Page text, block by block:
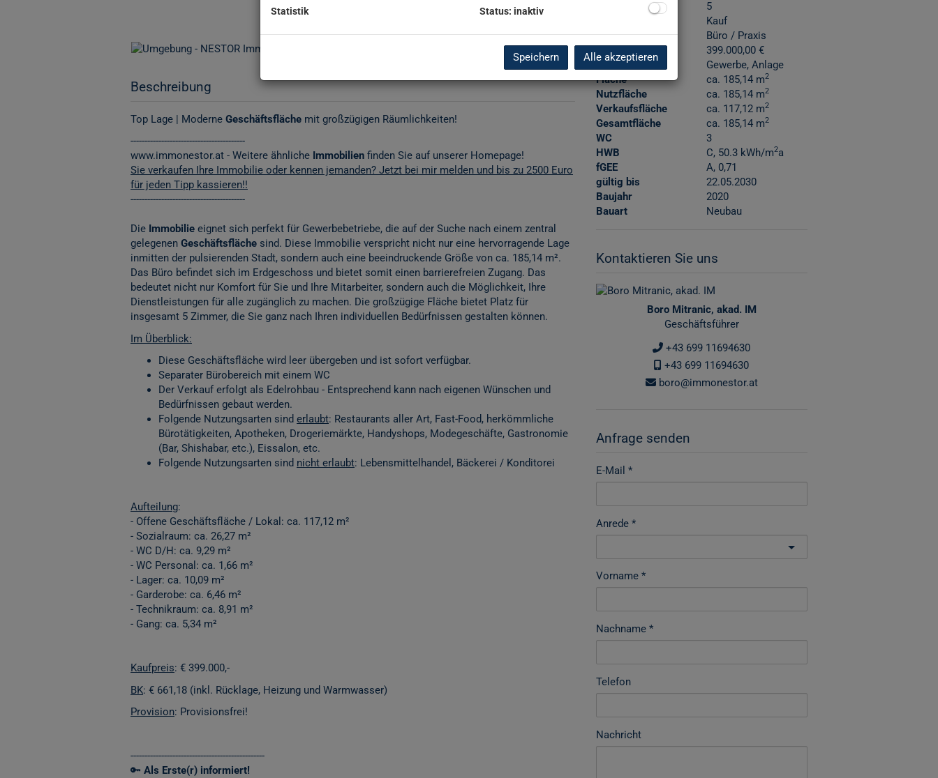
Beschreibung
Top Lage | Moderne Geschäftsfläche mit großzügigen Räumlichkeiten!
-----------------------------------------
www.immonestor.at - Weitere ähnliche Immobilien finden Sie auf unserer Homepage!
Sie verkaufen Ihre Immobilie oder kennen jemanden? Jetzt bei mir melden und bis zu 2500 Euro
für jeden Tipp kassieren!!
-----------------------------------------
Die Immobilie eignet sich perfekt für Gewerbebetriebe, die auf der Suche nach einem zentral
gelegenen Geschäftsfläche sind. Diese Immobilie verspricht nicht nur eine hervorragende Lage
inmitten der pulsierenden Stadt, sondern auch eine beeindruckende Größe von ca. 185,14 m².
Das Büro befindet sich im Erdgeschoss und bietet somit einen barrierefreien Zugang. Das
bedeutet nicht nur Komfort für Sie und Ihre Mitarbeiter, sondern auch die Möglichkeit, Ihre
Dienstleistungen für alle zugänglich zu machen. Die großzügige Fläche bietet Platz für
insgesamt 5 Zimmer, die Sie ganz nach Ihren individuellen Bedürfnissen gestalten können.
Im Überblick:
Diese Geschäftsfläche wird leer übergeben und ist sofort verfügbar.
Separater Bürobereich mit einem WC
Der Verkauf erfolgt als Edelrohbau - Entsprechend kann nach eigenen Wünschen und
Bedürfnissen gebaut werden.
Folgende Nutzungsarten sind erlaubt: Restaurants aller Art, Fast-Food, herkömmliche
Bürotätigkeiten, Apotheken, Drogeriemärkte, Handyshops, Modegeschäfte, Gastronomie
(Bar, Shishabar, etc.), Eissalon, etc.
Folgende Nutzungsarten sind nicht erlaubt: Lebensmittelhandel, Bäckerei / Konditorei
Aufteilung:
- Offene Geschäftsfläche / Lokal: ca. 117,12 m²
- Sozialraum: ca. 26,27 m²
- WC D/H: ca. 9,29 m²
- WC Personal: ca. 1,66 m²
- Lager: ca. 10,09 m²
- Garderobe: ca. 6,46 m²
- Technikraum: ca. 8,91 m²
- Gang: ca. 5,34 m²
Kaufpreis: € 399.000,-
BK: € 661,18 (inkl. Rücklage, Heizung und Warmwasser)
Provision: Provisionsfrei!
------------------------------------------------
🔑 Als Erste(r) informiert!
5
Kauf
Objektart
Büro / Praxis
Kaufpreis
399.000,00 €
Nutzungsart
Gewerbe Anlage
Fläche
ca. 185,14 m2
Nutzfläche ca. 185,14 m2
Verkaufsfläche ca. 117,12 m2
Gesamtfläche ca. 185,14 m2
WC
3
HWB
C, 50.3 kWh/m2a
fGEE
A, 0,71
gültig bis
22.05.2030
Baujahr
2020
Bauart
Neubau
Kontaktieren Sie uns
Boro Mitranic, akad. IM
Geschäftsführer
+43 699 11694630
+43 699 11694630
boro@immonestor.at
Anfrage senden
E-Mail
Anrede
Vorname
Nachname
Telefon
Nachricht
Statistik Status: inaktiv
Speichern Alle akzeptieren